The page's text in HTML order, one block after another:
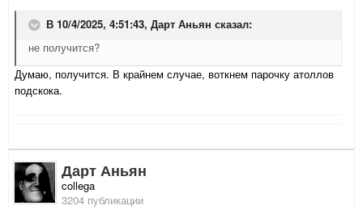
В 10/4/2025, 4:51:43, Дарт Аньян сказал:
не получится?
Думаю, получится. В крайнем случае, воткнем парочку атоллов
подскока.
Дарт Аньян
collega
3204 публикации